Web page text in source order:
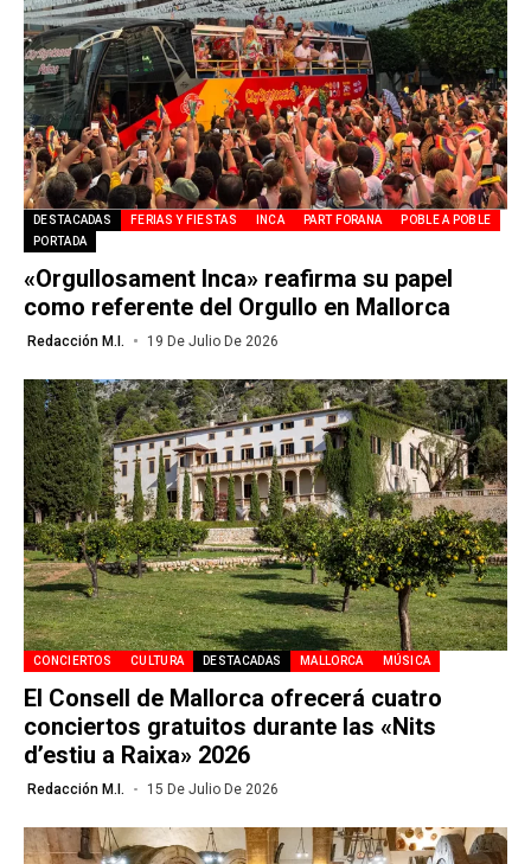
DESTACADAS FERIAS Y FIESTAS INCA PART FORANA
POBLE A POBLE
PORTADA
«Orgullosament Inca» reafirma su papel
como referente del Orgullo en Mallorca
Redacción M.I. 19 De Julio De 2026
CONCIERTOS CULTURA DESTACADAS MALLORCA MÚSICA
El Consell de Mallorca ofrecerá cuatro
conciertos gratuitos durante las «Nits
d’estiu a Raixa» 2026
Redacción M.I. 15 De Julio De 2026